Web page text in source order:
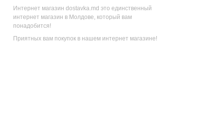
Интернет магазин dostavka.md это единственный
интернет магазин в Молдове, который вам
понадобится!
Приятных вам покупок в нашем интернет магазине!